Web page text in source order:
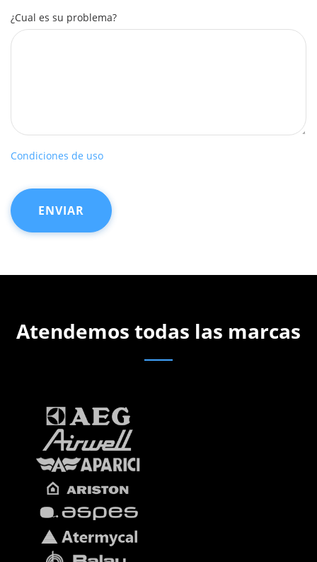
¿Cual es su problema?
Condiciones de uso
Atendemos todas las marcas